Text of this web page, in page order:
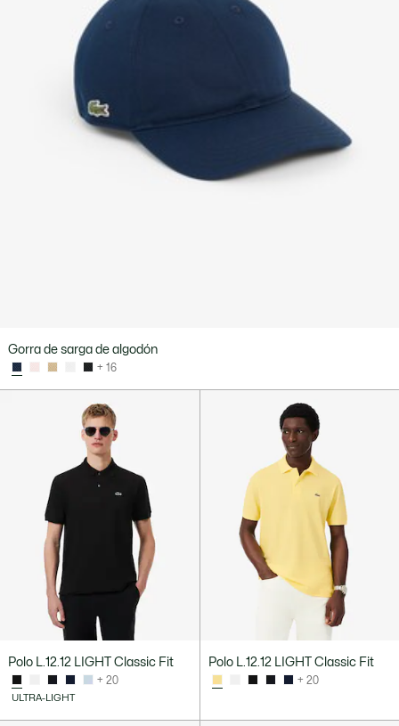
Gorra de sarga de algodón
+ 16
Polo L.12.12 LIGHT Classic Fit
+ 20
ULTRA-LIGHT
Polo L.12.12 LIGHT Classic Fit
+ 20